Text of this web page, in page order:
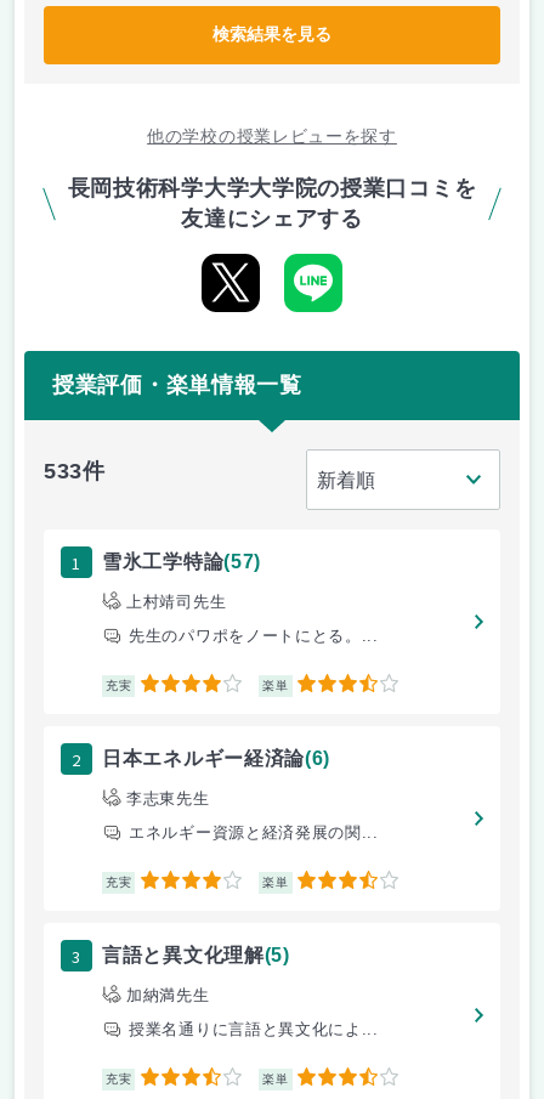
検索結果を見る
他の学校の授業レビューを探す
長岡技術科学大学大学院の授業口コミを
友達にシェアする
授業評価・楽単情報一覧
533件
1 雪氷工学特論(57)
上村靖司先生
先生のパワポをノートにとる。...
充実 4 楽単 3.5
2 日本エネルギー経済論(6)
李志東先生
エネルギー資源と経済発展の関...
充実 4 楽単 3.5
3 言語と異文化理解(5)
加納満先生
授業名通りに言語と異文化によ...
充実 3.5 楽単 3.5